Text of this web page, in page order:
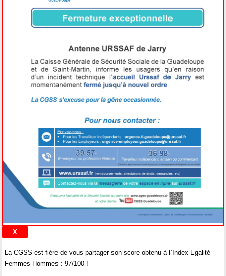
La CGSS est fière de vous partager son score obtenu à l’Index Egalité
Femmes-Hommes : 97/100 !